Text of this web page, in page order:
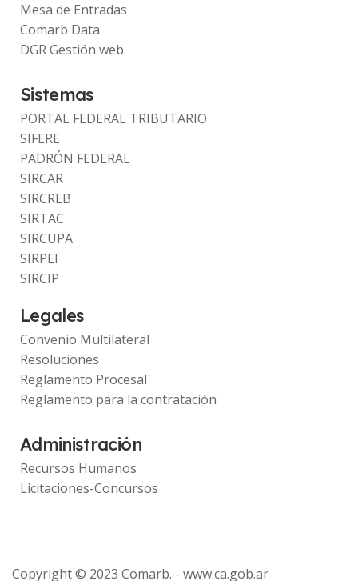
Mesa de Entradas
Comarb Data
DGR Gestión web
Sistemas
PORTAL FEDERAL TRIBUTARIO
SIFERE
PADRÓN FEDERAL
SIRCAR
SIRCREB
SIRTAC
SIRCUPA
SIRPEI
SIRCIP
Legales
Convenio Multilateral
Resoluciones
Reglamento Procesal
Reglamento para la contratación
Administración
Recursos Humanos
Licitaciones-Concursos
Copyright © 2023 Comarb. -www.ca.gob.ar